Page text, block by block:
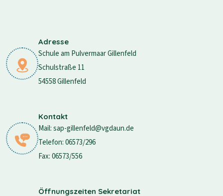
Adresse
Schule am Pulvermaar Gillenfeld
Schulstraße 11
54558 Gillenfeld
Kontakt
Mail: sap-gillenfeld@vgdaun.de
Telefon: 06573/296
Fax: 06573/556
Öffnungszeiten Sekretariat